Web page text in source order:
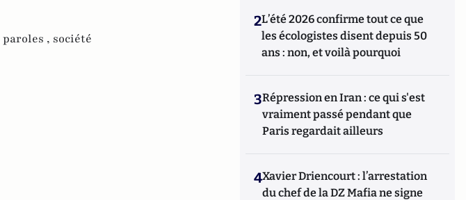
paroles , société
2L’été 2026 confirme tout ce que
les écologistes disent depuis 50
ans : non, et voilà pourquoi
3Répression en Iran : ce qui s'est
vraiment passé pendant que
Paris regardait ailleurs
4Xavier Driencourt : l’arrestation
du chef de la DZ Mafia ne signe